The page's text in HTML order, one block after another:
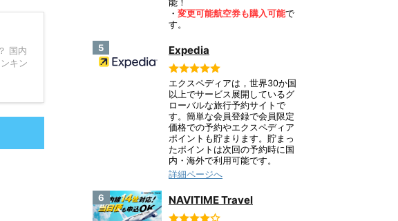
国内
キン
能！
・ 変更可能航空券も購入可能で
す。
5 Expedia
エクスペディアは，世界30か国
以上でサービス展開しているグ
ローバルな旅行予約サイトで
す。簡単な会員登録で会員限定
価格での予約やエクスペディア
ポイントも貯まります。貯まっ
たポイントは次回の予約時に国
内・海外で利用可能です。
詳細ページへ
6 NAVITIME Travel